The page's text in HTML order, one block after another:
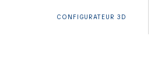
CONFIGURATEUR 3D